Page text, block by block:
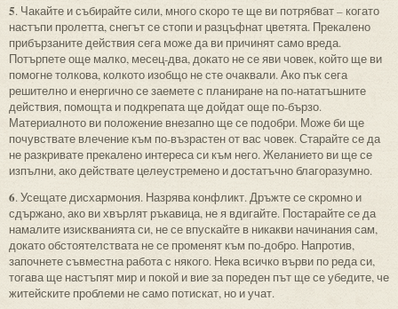
5. Чакайте и събирайте сили, много скоро те ще ви потрябват – когато
настъпи пролетта, снегът се стопи и разцъфнат цветята. Прекалено
прибързаните действия сега може да ви причинят само вреда.
Потърпете още малко, месец-два, докато не се яви човек, който ще ви
помогне толкова, колкото изобщо не сте очаквали. Ако пък сега
решително и енергично се заемете с планиране на по-нататъшните
действия, помощта и подкрепата ще дойдат още по-бързо.
Материалното ви положение внезапно ще се подобри. Може би ще
почувствате влечение към по-възрастен от вас човек. Старайте се да
не разкривате прекалено интереса си към него. Желанието ви ще се
изпълни, ако действате целеустремено и достатъчно благоразумно.
6. Усещате дисхармония. Назрява конфликт. Дръжте се скромно и
сдържано, ако ви хвърлят ръкавица, не я вдигайте. Постарайте се да
намалите изискванията си, не се впускайте в никакви начинания сам,
докато обстоятелствата не се променят към по-добро. Напротив,
започнете съвместна работа с някого. Нека всичко върви по реда си,
тогава ще настъпят мир и покой и вие за пореден път ще се убедите, че
житейските проблеми не само потискат, но и учат.